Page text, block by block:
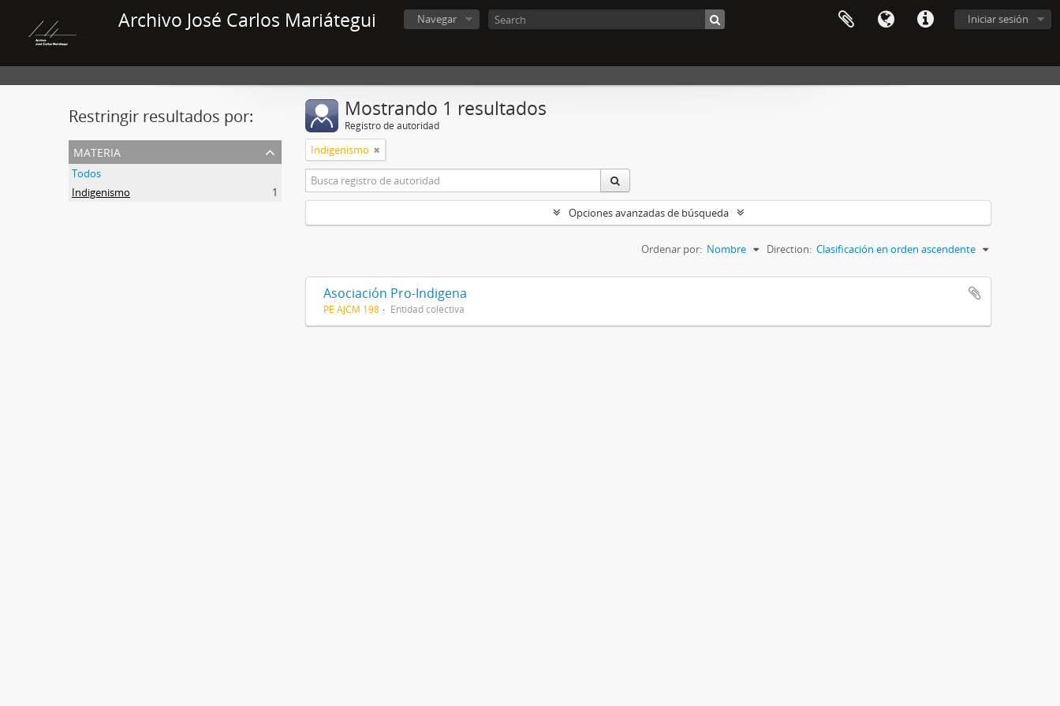
Archivo José Carlos Mariátegui Iniciar sesión
Navegar
Restringir resultados por:
materia
Todos
Indigenismo
1
Mostrando 1 resultados
Registro de autoridad
Indigenismo
Opciones avanzadas de búsqueda
Ordenar por: Nombre Direction: Clasificación en orden ascendente
Asociación Pro-Indigena
PE AJCM 198 Entidad colectiva